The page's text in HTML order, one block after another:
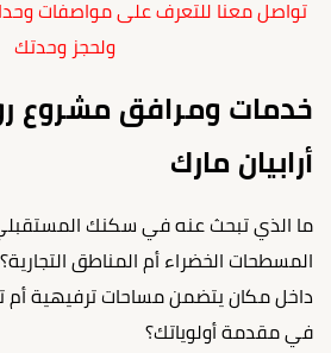
ولحجز وحدتك
خدمات ومرافق مشروع
أرابيان مارك
ما الذي تبحث عنه في سكنك
المسطحات الخضراء أم المناطق
داخل مكان يتضمن مساحات ترفيهية أم
في مقدمة أولوياتك؟